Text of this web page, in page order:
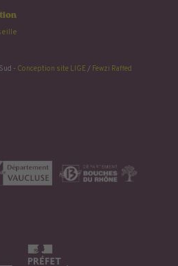
- Conception site LIGE/ Fewzi Raffed